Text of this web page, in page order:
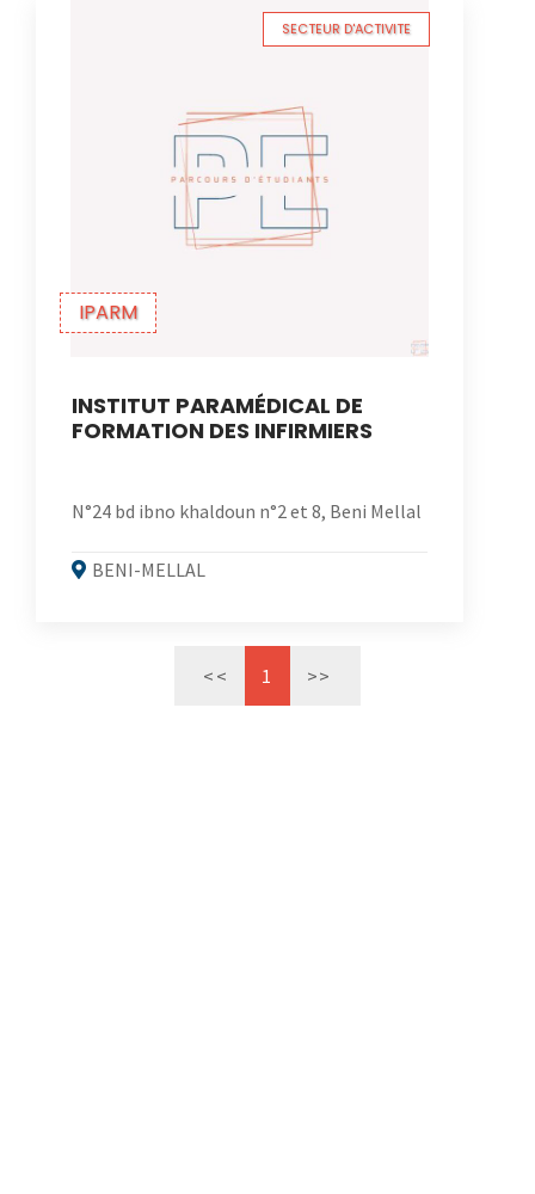
IPARM
SECTEUR D'ACTIVITE
INSTITUT PARAMÉDICAL DE
FORMATION DES INFIRMIERS
N°24 bd ibno khaldoun n°2 et 8, Beni Mellal
BENI-MELLAL
<< 1 >>